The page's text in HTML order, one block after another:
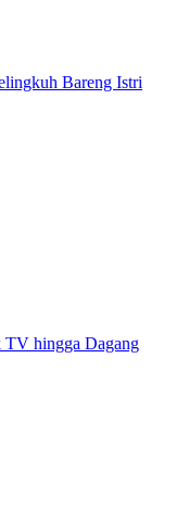
Bareng Istri
TV hingga Dagang